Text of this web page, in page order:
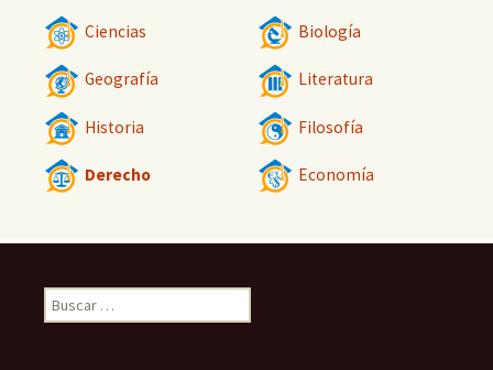
Ciencias Biología
Geografía Literatura
Historia Filosofía
Derecho Economía
Buscar: